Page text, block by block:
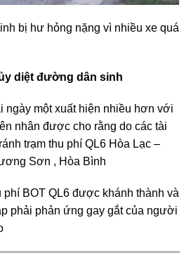
bị hư hỏng nặng vì nhiều xe quá
diệt đường dân sinh
ngày một xuất hiện nhiều hơn với
nhân được cho rằng do các tài
trạm thu phí QL6 Hòa Lạc –
Sơn , Hòa Bình
BOT QL6 được khánh thành và
phải phản ứng gay gắt của người